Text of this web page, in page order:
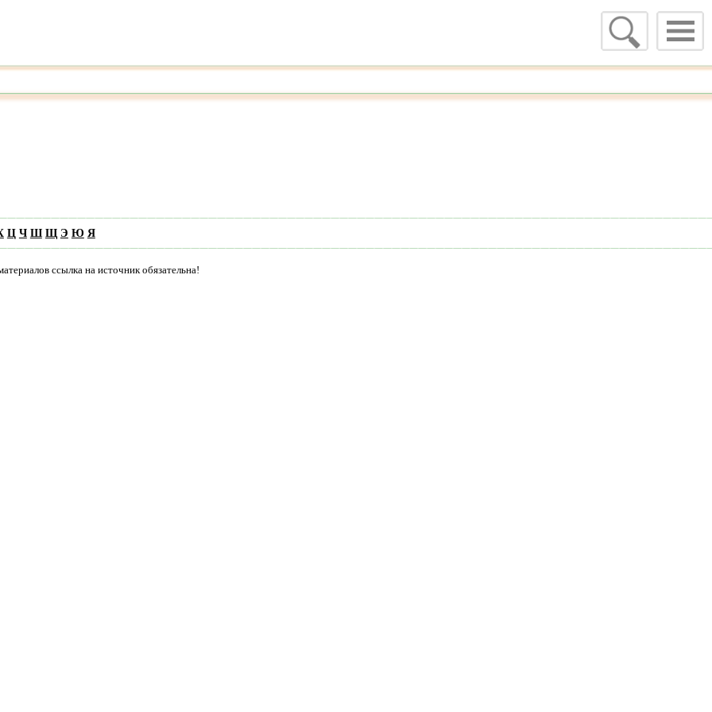
Ц Ч Ш Щ Э Ю Я
ссылка на источник обязательна!